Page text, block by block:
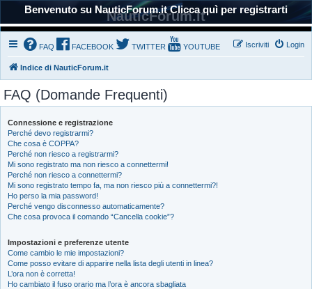
Benvenuto su NauticForum.it Clicca quì per registrarti
NauticForum.it
FAQ FACEBOOK TWITTER YOUTUBE Login
Iscriviti
Indice di NauticForum.it
FAQ (Domande Frequenti)
Connessione e registrazione
Perché devo registrarmi?
Che cosa è COPPA?
Perché non riesco a registrarmi?
Mi sono registrato ma non riesco a connettermi!
Perché non riesco a connettermi?
Mi sono registrato tempo fa, ma non riesco più a connettermi?!
Ho perso la mia password!
Perché vengo disconnesso automaticamente?
Che cosa provoca il comando “Cancella cookie”?
Impostazioni e preferenze utente
Come cambio le mie impostazioni?
Come posso evitare di apparire nella lista degli utenti in linea?
L’ora non è corretta!
Ho cambiato il fuso orario ma l’ora è ancora sbagliata